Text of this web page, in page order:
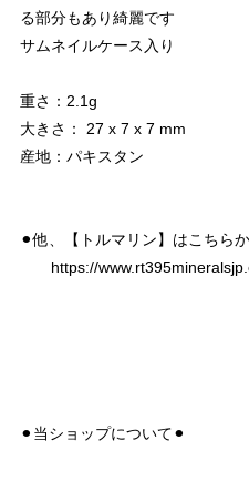
る部分もあり綺麗です
サムネイルケース入り
重さ：2.1g
大きさ： 27 x 7 x 7 mm
産地：パキスタン
⚫︎他、【トルマリン】はこちら
https://
⚫︎当ショップについて⚫︎